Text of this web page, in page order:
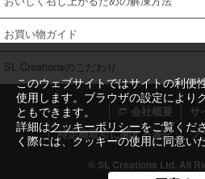
このウェブサイトではサイトの利便
使用します。ブラウザの設定により
ともできます。
詳細はクッキーポリシーをご覧くだ
く際には、クッキーの使用に同意い
お買い物ガイド
SL Creationsのこだわり
会社概要
サ
特定商取引に関する表記
プ
© SL Creations Ltd. All